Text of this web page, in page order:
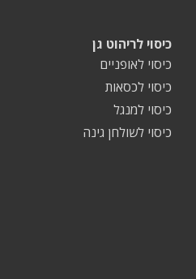
כיסוי לריהוט גן
כיסוי לאופניים
כיסוי לכסאות
כיסוי למנגל
כיסוי לשולחן גינה